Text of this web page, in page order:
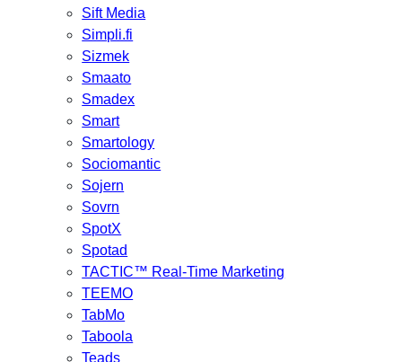
Sift Media
Simpli.fi
Sizmek
Smaato
Smadex
Smart
Smartology
Sociomantic
Sojern
Sovrn
SpotX
Spotad
TACTIC™ Real-Time Marketing
TEEMO
TabMo
Taboola
Teads